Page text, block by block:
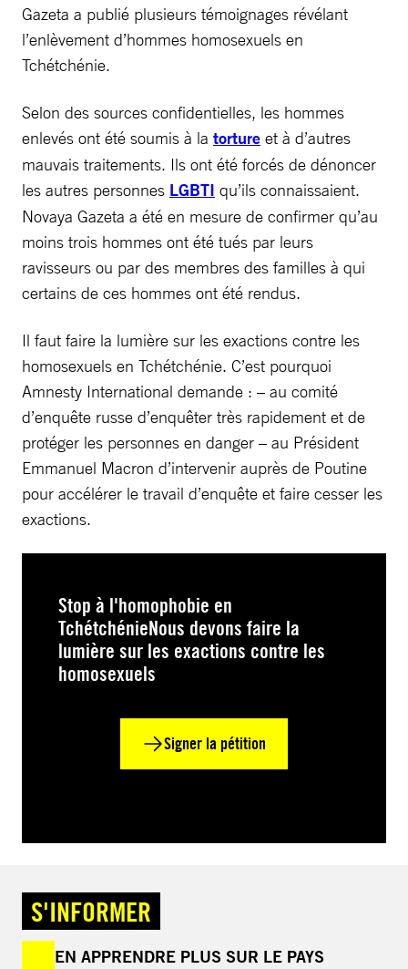
Gazeta a publié plusieurs témoignages révélant
l’enlèvement d’hommes homosexuels en
Tchétchénie.
Selon des sources confidentielles, les hommes
enlevés ont été soumis à la torture et à d’autres
mauvais traitements. Ils ont été forcés de dénoncer
les autres personnes LGBTI qu’ils connaissaient.
Novaya Gazeta a été en mesure de confirmer qu’au
moins trois hommes ont été tués par leurs
ravisseurs ou par des membres des familles à qui
certains de ces hommes ont été rendus.
Il faut faire la lumière sur les exactions contre les
homosexuels en Tchétchénie. C’est pourquoi
Amnesty International demande : – au comité
d’enquête russe d’enquêter très rapidement et de
protéger les personnes en danger – au Président
Emmanuel Macron d’intervenir auprès de Poutine
pour accélérer le travail d’enquête et faire cesser les
exactions.
Stop à l'homophobie en
TchétchénieNous devons faire la
lumière sur les exactions contre les
homosexuels
Signer la pétition
S'INFORMER
EN APPRENDRE PLUS SUR LE PAYS